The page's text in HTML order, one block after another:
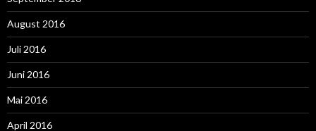
August 2016
Juli 2016
Juni 2016
Mai 2016
April 2016